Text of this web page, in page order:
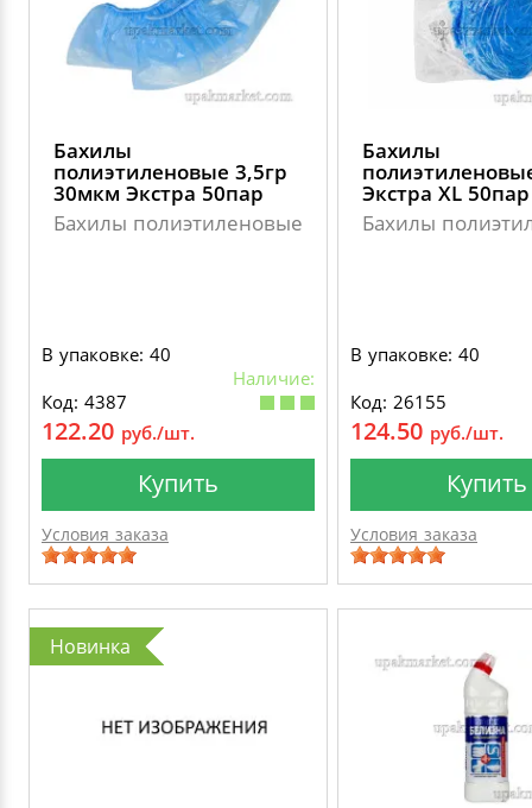
Бахилы
полиэтиленовые 3,5гр
30мкм Экстра 50пар
Бахилы полиэтиленовые
В упаковке: 40
Наличие:
Код: 4387
122.20 руб./шт.
Купить
Условия заказа
Бахилы
Экстра XL 50пар
Бахилы
В упаковке: 40
Код: 26155
124.50 руб./шт.
Купить
Условия заказа
Новинка